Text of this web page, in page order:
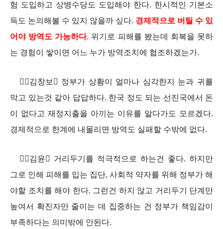
험 도입하고 상병수당도 도입해야 한다. 한시적인 기본소
득도 논의해볼 수 있지 않을까 싶다. 경제적으로 버틸 수 있
어야 방역도 가능하다. 위기로 피해를 봤는데 회복을 못하
는 경험이 쌓이면 어느 누가 방역조치에 협조하겠는가.
김창보 정부가 상황이 얼마나 심각한지 눈과 귀를
막고 있는것 같아 답답하다. 한국 정도 되는 선진국에서 돈
이 없다고 재정지출을 아끼는 이유를 알다가도 모르겠다.
경제적으로 한계에 내몰리면 방역도 실패할 수밖에 없다.
김윤 거리두기를 적극적으로 하는건 좋다. 하지만
그로 인해 피해를 입는 집단, 사회적 약자를 위해 정부가 해
야할 조치를 해야 한다. 그런건 하지 않고 거리두기 단계만
높여서 확진자만 줄이는 데 집중하는 건 정부가 책임감이
부족하다는 의미밖에 안된다.